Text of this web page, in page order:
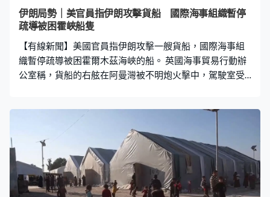
伊朗局勢｜美官員指伊朗攻擊貨船 國際海事組織暫停
疏導被困霍峽船隻
【有線新聞】美國官員指伊朗攻擊一艘貨船，國際海事組
織暫停疏導被困霍爾木茲海峽的船。 英國海事貿易行動辦
公室稱，貨船的右舷在阿曼灣被不明炮火擊中，駕駛室受
停疏散滯留霍爾木茲海峽的船，重申船員的安全至關重
要。革命衛隊海軍強調任何人均需要和伊朗協調通過霍爾
木茲海峽，否則將處置違例者。